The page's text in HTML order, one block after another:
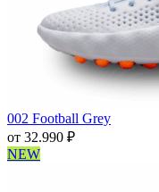
002 Football Grey
от 32.990 ₽
NEW